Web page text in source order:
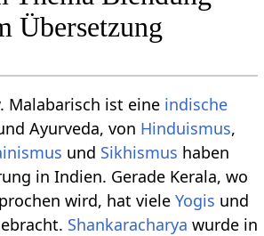
Übersetzung
Malabarisch ist eine indische
Ayurveda, von Hinduismus,
und Sikhismus haben
in Indien. Gerade Kerala, wo
wird, hat vieleYogis und
Shankaracharya wurde in